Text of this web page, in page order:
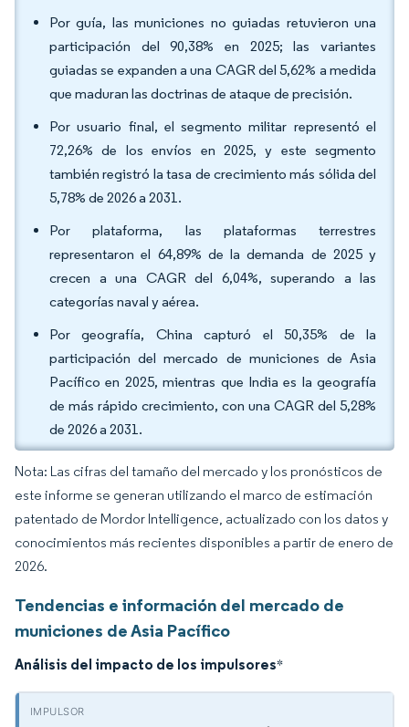
Por guía, las municiones no guiadas retuvieron una
participación del 90,38% en 2025; las variantes
guiadas se expanden a una CAGR del 5,62% a medida
que maduran las doctrinas de ataque de precisión.
Por usuario final, el segmento militar representó el
72,26% de los envíos en 2025, y este segmento
también registró la tasa de crecimiento más sólida del
5,78% de 2026 a 2031.
Por plataforma, las plataformas terrestres
representaron el 64,89% de la demanda de 2025 y
crecen a una CAGR del 6,04%, superando a las
categorías naval y aérea.
Por geografía, China capturó el 50,35% de la
participación del mercado de municiones de Asia
Pacífico en 2025, mientras que India es la geografía
de más rápido crecimiento, con una CAGR del 5,28%
de 2026 a 2031.
Nota: Las cifras del tamaño del mercado y los pronósticos de
este informe se generan utilizando el marco de estimación
patentado de Mordor Intelligence, actualizado con los datos y
conocimientos más recientes disponibles a partir de enero de
2026.
Tendencias e información del mercado de
municiones de Asia Pacífico
Análisis del impacto de los impulsores*